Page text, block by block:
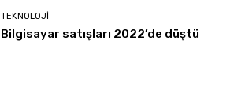
TEKNOLOJI
Bilgisayar satışları 2022’de düştü